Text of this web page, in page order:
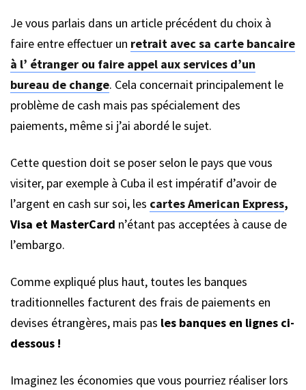
Je vous parlais dans un article précédent du choix à
faire entre effectuer un retrait avec sa carte bancaire
à l’ étranger ou faire appel aux services d’un
bureau de change. Cela concernait principalement le
problème de cash mais pas spécialement des
paiements, même si j’ai abordé le sujet.
Cette question doit se poser selon le pays que vous
visiter, par exemple à Cuba il est impératif d’avoir de
l’argent en cash sur soi, les cartes American Express,
Visa et MasterCard n’étant pas acceptées à cause de
l’embargo.
Comme expliqué plus haut, toutes les banques
traditionnelles facturent des frais de paiements en
devises étrangères, mais pas les banques en lignes ci-
dessous !
Imaginez les économies que vous pourriez réaliser lors